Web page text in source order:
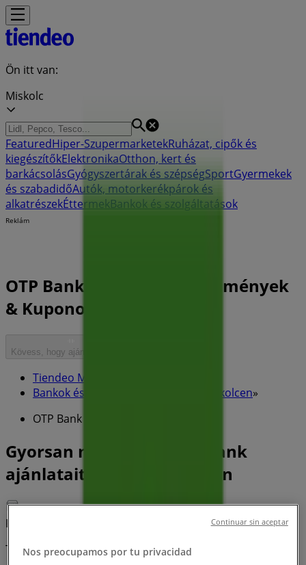
Ön itt van:
Miskolc
FeaturedHiper-SzupermarketekRuházat, cipők és
kiegészítőkElektronikaOtthon, kert és
barkácsolásGyógyszertárak és szépségSportGyermekek
és szabadidőAutók, motorkerékpárok és
alkatrészekÉttermekBankok és szolgáltatások
Reklám
OTP Bank Miskolc - Kedvezmények
& Kuponok
Kövess, hogy ajánlatokat kapj
Tiendeo Miskolc-en
Bankok és szolgáltatások Kínálat Miskolcen»
OTP Bank Miskolc
Gyorsan nézze meg OTP Bank
ajánlatait Miskolc városban
Kategóriák:
Tervezzük közzétenni a kínálatokat - OTP Bank
Nos preocupamos por tu privacidad
Continuar sin aceptar